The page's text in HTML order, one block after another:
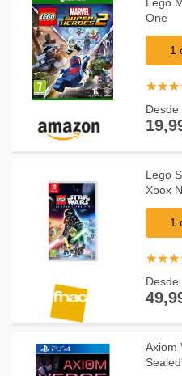
One
1
☆☆☆
★★★
Desde
Lego
Xbox
1
☆☆☆
★★★
Desde
Axiom